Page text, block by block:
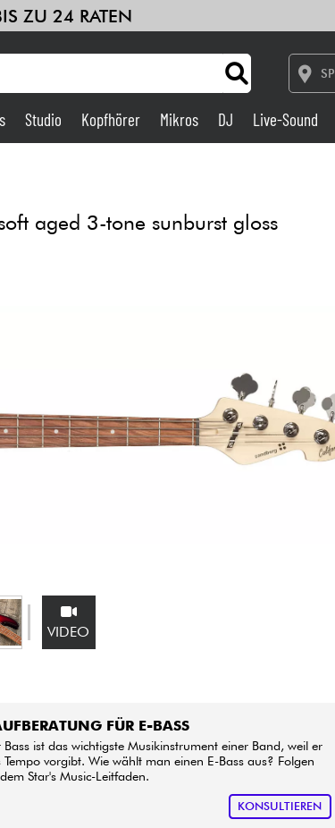
ZU 24 RATEN
Studio
Sehen Sie sich unsere Marken an
Studio Kopfhörer Mikros DJ Live-Sound
aged 3-tone sunburst gloss
VIDEO
FÜR E-BASS
Bass ist das wichtigste Musikinstrument einer Band, weil er
Tempo vorgibt. Wie wählt man einen E-Bass aus? Folgen
Star's Music-Leitfaden.
KONSULTIEREN